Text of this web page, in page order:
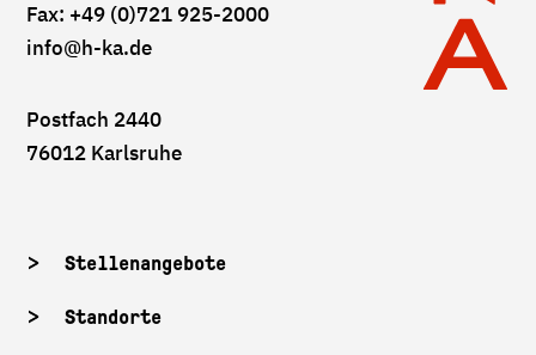
Fax: +49 (0)721 925-2000
info@h-ka.de
Postfach 2440
76012 Karlsruhe
Stellenangebote
Standorte